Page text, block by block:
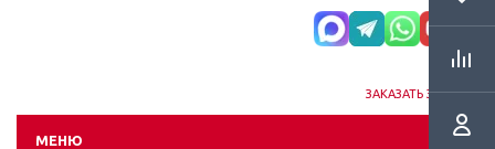
ЗАКАЗАТЬ ЗВОНОК
МЕНЮ